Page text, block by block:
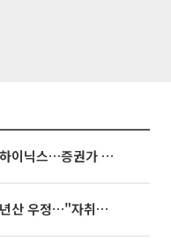
'불안과 기대 사이' 널뛰는 SK하이닉스…증권가 "HBM4·LTA 기반 펀터멘털 견고"
'나혼산' 류혜영, 고경표와 16년산 우정…"자취방서 부모님과 마주쳐"